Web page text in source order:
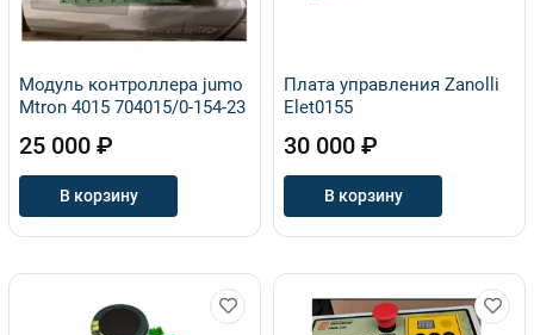
Модуль контроллера jumo
Mtron 4015 704015/0-154-23
25 000 ₽
В корзину
Плата управления Zanolli
Elet0155
30 000 ₽
В корзину